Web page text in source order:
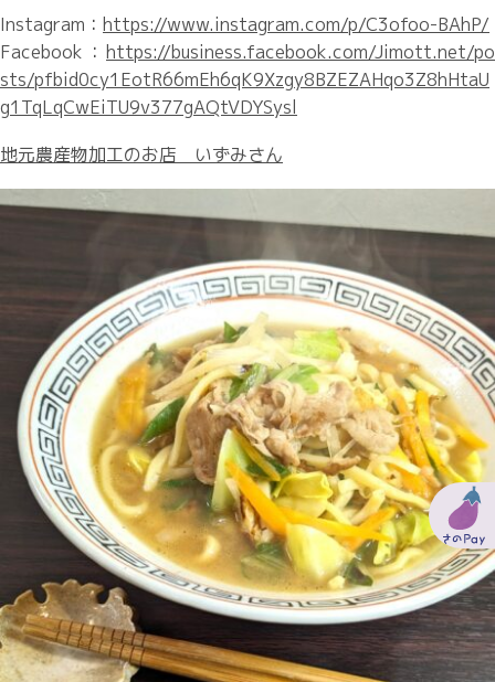
Instagram： https://www.instagram.com/p/C3ofoo-BAhP/
Facebook： https://business.facebook.com/Jimott.net/po
sts/pfbid0cy1EotR66mEh6qK9Xzgy8BZEZAHqo3Z8hHtaU
g1TqLqCwEiTU9v377gAQtVDYSysl
地元農産物加工のお店 いずみさん